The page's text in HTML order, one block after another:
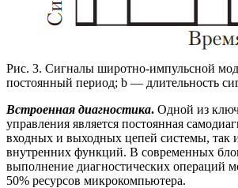
Рис. 3. Сигналы широтно-импульсной
постоянный период; b — длительность
Встроенная диагностика. Одной из
управления является постоянная
входных и выходных цепей системы, так
внутренних функций. В современных
выполнение диагностических операций
50% ресурсов микрокомпьютера.